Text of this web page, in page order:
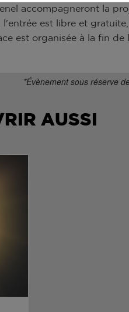
accompagneront la
est libre et gratuite,
est organisée à la fin
*Évènement sous réserve
AUSSI